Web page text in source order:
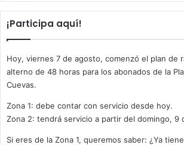
¡Participa aquí!
Hoy, viernes 7 de agosto, comenzó el plan de
alterno de 48 horas para los abonados de la
Cuevas.
Zona 1: debe contar con servicio desde hoy.
Zona 2: tendrá servicio a partir del domingo, 9
Si eres de la Zona 1, queremos saber: ¿Ya